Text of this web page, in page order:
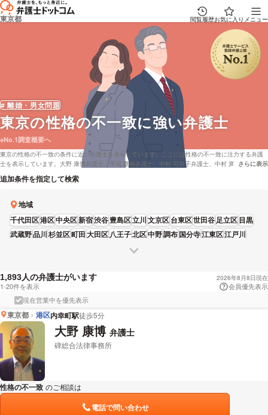
東京都 閲覧履歴お気に入り メニュー
# 離婚・男女問題
東京の性格の不一致に強い弁護士
※No.1調査概要へ
東京の性格の不一致の条件に近い弁護士を表示しています。ここには性格の不一致に注力する弁護
士を表示しています。大野 康博弁護士、平沼 夏樹弁護士、中村 可奈子弁護士、中村 満弁護士、大
島 洋次弁護士などの電話・メールの問合せ情報から、口コミや評判・土日祝日の休日法律相談や無
料相談の可否など、充実した専門情報で心強い弁護士をお探しください。
説明文の
さらに表示
追加条件を指定して検索
地域
千代田区港区中央区新宿渋谷豊島区立川文京区台東区世田谷足立区目黒
武蔵野品川杉並区町田大田区八王子北区中野調布国分寺江東区江戸川
多摩
1,893人の弁護士がいます 2026年8月8日現在
1-20件を表示
会員優先表示
現在営業中を優先表示
東京都 港区内幸町駅徒歩5分
大野 康博 弁護士
碑総合法律事務所
性格の不一致 のご相談は
電話で問い合わせ